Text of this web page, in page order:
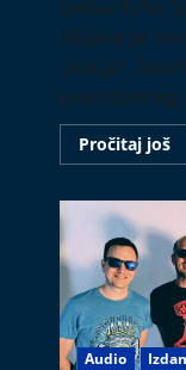
sastav Echo
objavio je
„Kutija“,
predstojećeg
Pročitaj još
Audio